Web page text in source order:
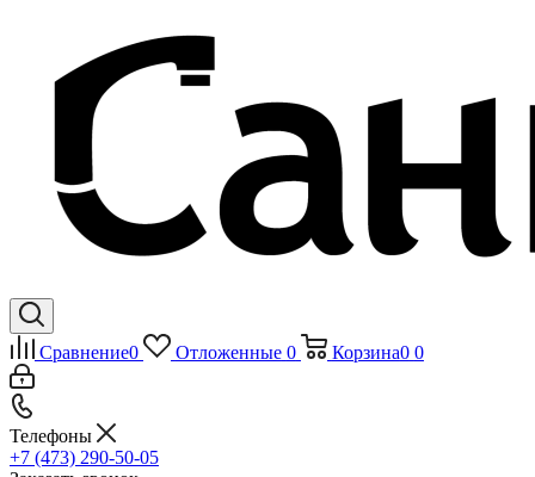
Сравнение0 Отложенные 0 Корзина0 0
Телефоны
+7 (473) 290-50-05